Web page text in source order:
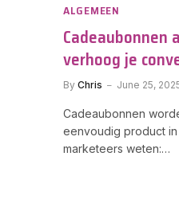
ALGEMEEN
Cadeaubonnen
verhoog je
By Chris June 25,
Cadeaubonnen
eenvoudig product in
marketeers weten:…